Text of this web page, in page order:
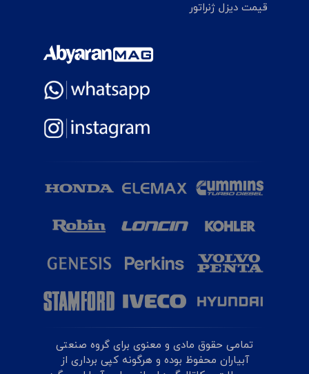
قیمت دیزل ژنراتور
تمامی حقوق مادی و معنوی برای گروه صنعتی
آبیاران محفوظ بوده و هرگونه کپی برداری از